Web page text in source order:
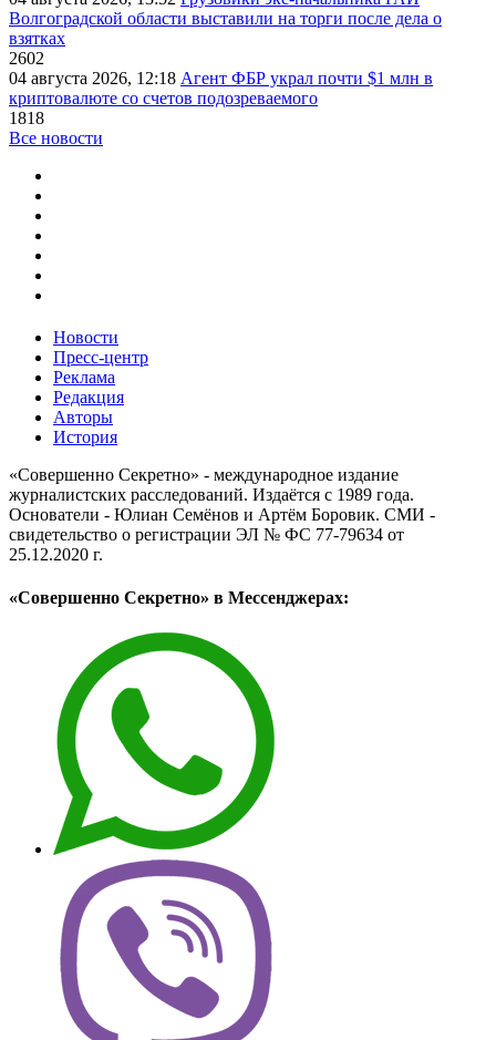
Волгоградской области выставили на торги после дела о
взятках
2602
04 августа 2026, 12:18 Агент ФБР украл почти $1 млн в
криптовалюте со счетов подозреваемого
1818
Все новости
Новости
Пресс-центр
Реклама
Редакция
Авторы
История
«Совершенно Секретно» - международное издание
журналистских расследований. Издаётся с 1989 года.
Основатели - Юлиан Семёнов и Артём Боровик. CМИ -
свидетельство о регистрации ЭЛ № ФС 77-79634 от
25.12.2020 г.
«Совершенно Секретно» в Мессенджерах: